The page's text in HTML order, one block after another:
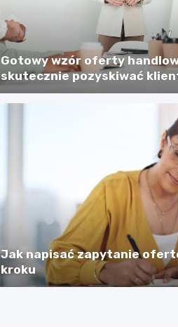
Gotowy wzór oferty
skutecznie pozyskiwać
Jak napisać zapytanie
kroku